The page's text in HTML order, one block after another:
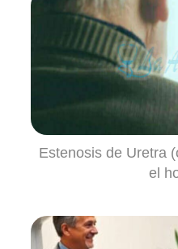
Estenosis de Uretra
el